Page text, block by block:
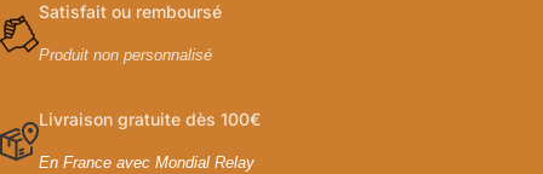
Satisfait ou remboursé
Produit non personnalisé
Livraison gratuite dès 100€
En France avec Mondial Relay